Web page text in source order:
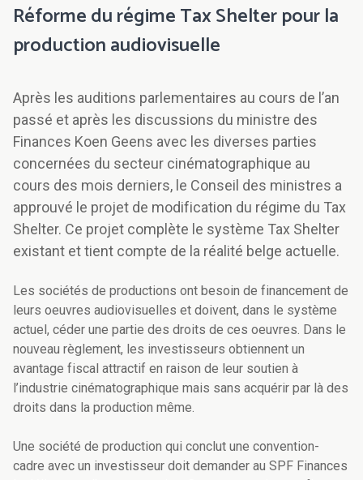
Réforme du régime Tax Shelter pour la
production audiovisuelle
Après les auditions parlementaires au cours de l’an
passé et après les discussions du ministre des
Finances Koen Geens avec les diverses parties
concernées du secteur cinématographique au
cours des mois derniers, le Conseil des ministres a
approuvé le projet de modification du régime du Tax
Shelter. Ce projet complète le système Tax Shelter
existant et tient compte de la réalité belge actuelle.
Les sociétés de productions ont besoin de financement de
leurs oeuvres audiovisuelles et doivent, dans le système
actuel, céder une partie des droits de ces oeuvres. Dans le
nouveau règlement, les investisseurs obtiennent un
avantage fiscal attractif en raison de leur soutien à
l’industrie cinématographique mais sans acquérir par là des
droits dans la production même.
Une société de production qui conclut une convention-
cadre avec un investisseur doit demander au SPF Finances